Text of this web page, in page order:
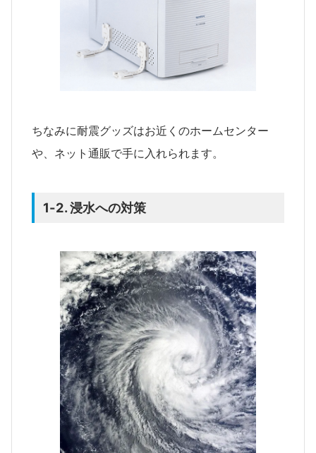
ちなみに耐震グッズはお近くのホームセンター
や、ネット通販で手に入れられます。
1-2. 浸水への対策